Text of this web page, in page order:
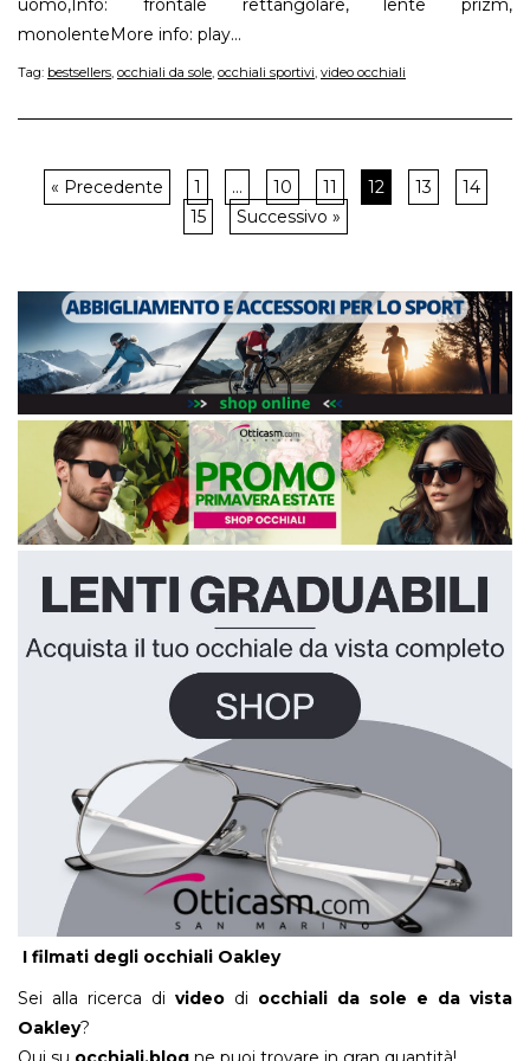
monolenteMore info: play...
Tag: bestsellers occhiali da sole occhiali sportivi video occhiali
« Precedente 1 … 10 11 12 13
14
15
Successivo »
I filmati degli occhiali Oakley
Sei alla ricerca di video di occhiali da sole e da vista
Oakley?